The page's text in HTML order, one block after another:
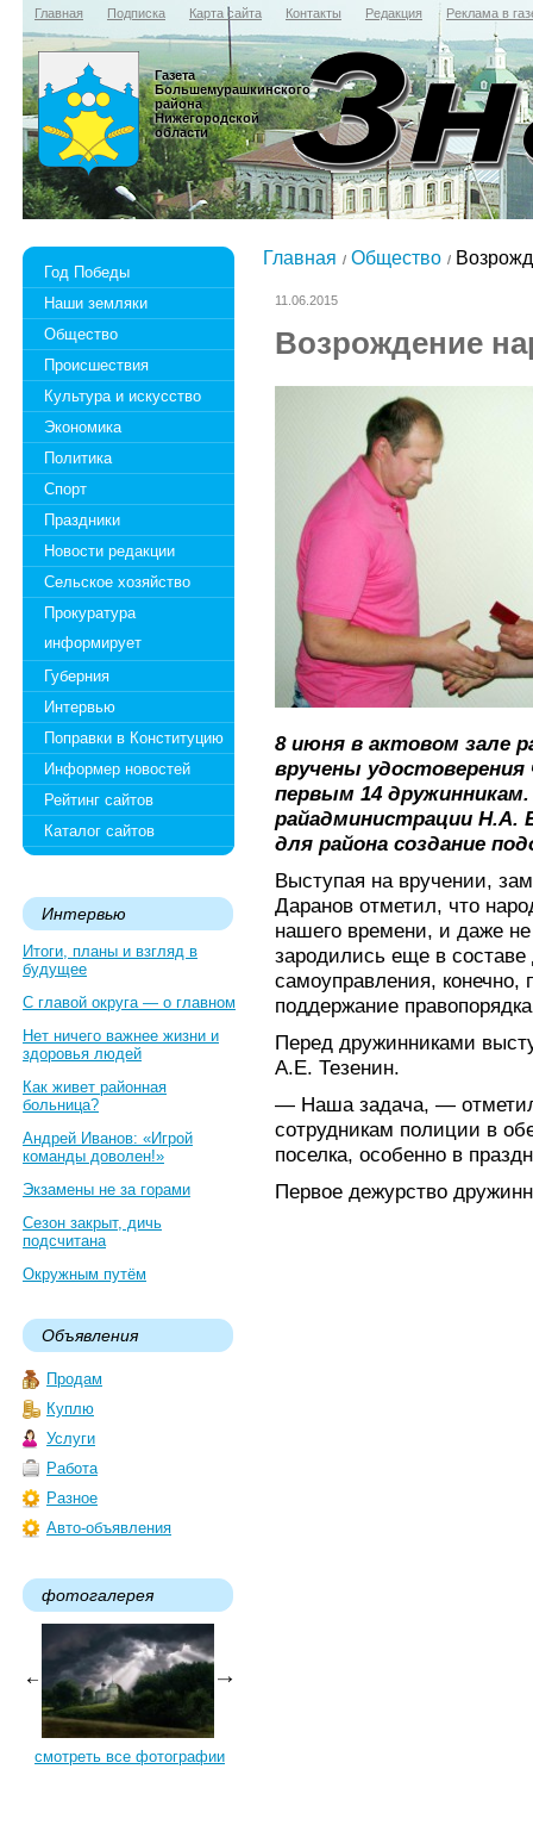
Главная Подписка Карта сайта Контакты Редакция Реклама в
Газета
Большемурашкинского
района
Нижегородской
области
Год Победы
Наши земляки
Общество
Происшествия
Культура и искусство
Экономика
Политика
Спорт
Праздники
Новости редакции
Сельское хозяйство
Прокуратура
информирует
Губерния
Интервью
Поправки в Конституцию
Информер новостей
Рейтинг сайтов
Каталог сайтов
Интервью
Итоги, планы и взгляд в
будущее
С главой округа — о главном
Нет ничего важнее жизни и
здоровья людей
Как живет районная
больница?
Андрей Иванов: «Игрой
команды доволен!»
Экзамены не за горами
Сезон закрыт, дичь
подсчитана
Окружным путём
Объявления
Продам
Куплю
Услуги
Работа
Разное
Авто-объявления
фотогалерея
смотреть все фотографии
Главная Общество
11.06.2015
Возрождение
8 июня в актовом зале
вручены
первым 14
райадминистрации Н.А.
для района создание
Выступая на вручении,
Даранов отметил, что
нашего времени, и даже
зародились еще в
самоуправления, конечно,
поддержание
Перед дружинниками
А.Е. Тезенин.
— Наша задача, —
сотрудникам полиции в
поселка, особенно в
Первое дежурство